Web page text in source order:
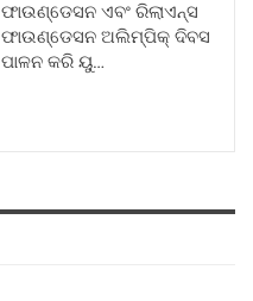
ଫାଉଣ୍ଡେସନ ଏବଂ ରିଲାଏନ୍ସ
ଫାଉଣ୍ଡେସନ ଅଲିମ୍ପିକ୍ ଦିବସ
ପାଳନ କରି ୟୁ…